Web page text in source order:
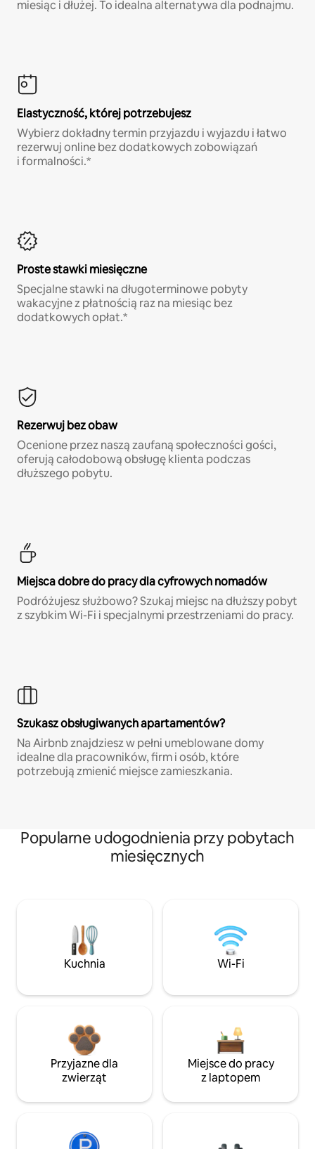
miesiąc i dłużej. To idealna alternatywa dla podnajmu.
Elastyczność, której potrzebujesz
Wybierz dokładny termin przyjazdu i wyjazdu i łatwo
rezerwuj online bez dodatkowych zobowiązań
i formalności.*
Proste stawki miesięczne
Specjalne stawki na długoterminowe pobyty
wakacyjne z płatnością raz na miesiąc bez
dodatkowych opłat.*
Rezerwuj bez obaw
Ocenione przez naszą zaufaną społeczności gości,
oferują całodobową obsługę klienta podczas
dłuższego pobytu.
Miejsca dobre do pracy dla cyfrowych nomadów
Podróżujesz służbowo? Szukaj miejsc na dłuższy pobyt
z szybkim Wi-Fi i specjalnymi przestrzeniami do pracy.
Szukasz obsługiwanych apartamentów?
Na Airbnb znajdziesz w pełni umeblowane domy
idealne dla pracowników, firm i osób, które
potrzebują zmienić miejsce zamieszkania.
Popularne udogodnienia przy pobytach
miesięcznych
Kuchnia Wi-Fi
Przyjazne dla
zwierząt
Miejsce do pracy
z laptopem